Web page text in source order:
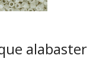
alabaster